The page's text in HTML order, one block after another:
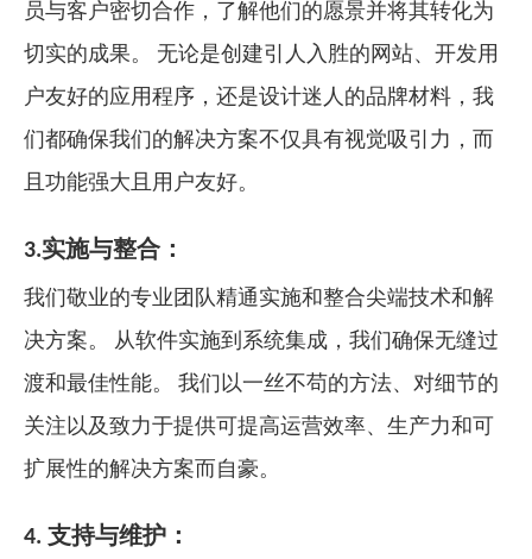
员与客户密切合作，了解他们的愿景并将其转化为
切实的成果。 无论是创建引人入胜的网站、开发用
户友好的应用程序，还是设计迷人的品牌材料，我
们都确保我们的解决方案不仅具有视觉吸引力，而
且功能强大且用户友好。
3.实施与整合：
我们敬业的专业团队精通实施和整合尖端技术和解
决方案。 从软件实施到系统集成，我们确保无缝过
渡和最佳性能。 我们以一丝不苟的方法、对细节的
关注以及致力于提供可提高运营效率、生产力和可
扩展性的解决方案而自豪。
4. 支持与维护：